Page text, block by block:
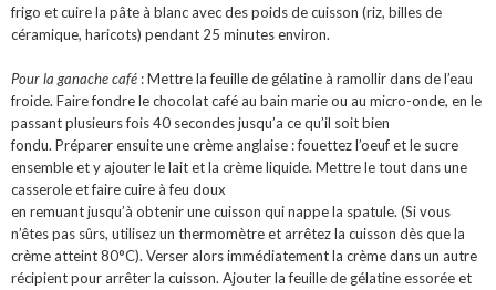
frigo et cuire la pâte à blanc avec des poids de cuisson (riz, billes de
céramique, haricots) pendant 25 minutes environ.
Pour la ganache café : Mettre la feuille de gélatine à ramollir dans de l’eau
froide. Faire fondre le chocolat café au bain marie ou au micro-onde, en le
passant plusieurs fois 40 secondes jusqu’a ce qu’il soit bien
fondu. Préparer ensuite une crème anglaise : fouettez l’oeuf et le sucre
ensemble et y ajouter le lait et la crème liquide. Mettre le tout dans une
casserole et faire cuire à feu doux
en remuant jusqu’à obtenir une cuisson qui nappe la spatule. (Si vous
n’êtes pas sûrs, utilisez un thermomètre et arrêtez la cuisson dès que la
crème atteint 80°C). Verser alors immédiatement la crème dans un autre
récipient pour arrêter la cuisson. Ajouter la feuille de gélatine essorée et